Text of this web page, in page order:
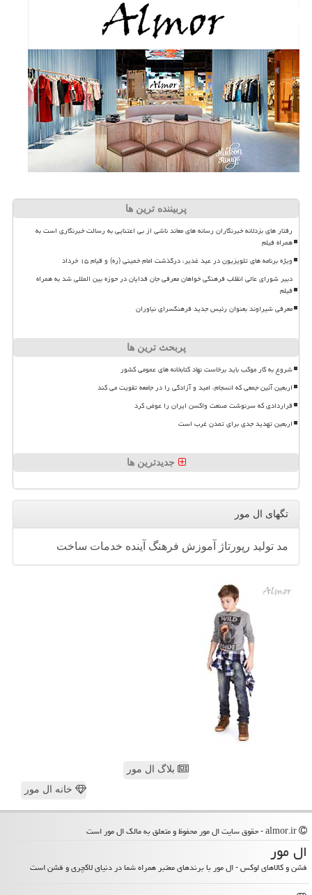
پربیننده ترین ها
رفتار های بزدلانه خبرنگاران رسانه های معاند ناشی از بی اعتنایی به رسالت خبرنگاری است به
همراه فیلم
ویژه برنامه های تلویزیون در عید غدیر، درگذشت امام خمینی (ره) و قیام ۱۵ خرداد
دبیر شورای عالی انقلاب فرهنگی خواهان معرفی جان فدایان در حوزه بین المللی شد به همراه
فیلم
معرفی شیراوند بعنوان رئیس جدید فرهنگسرای نیاوران
پربحث ترین ها
شروع به کار موکب باید برخاست نهاد کتابخانه های عمومی کشور
اربعین آئین جمعی که انسجام، امید و آزادگی را در جامعه تقویت می کند
قراردادی که سرنوشت صنعت واکسن ایران را عوض کرد
اربعین تهدید جدی برای تمدن غرب است
جدیدترین ها
تگهای ال مور
مد تولید رپورتاژ آموزش فرهنگ آینده خدمات ساخت
بلاگ ال مور
خانه ال مور
ال مور
فشن و کالاهای لوکس - ال مور با برندهای معتبر همراه شما در دنیای لاکچری و فشن است